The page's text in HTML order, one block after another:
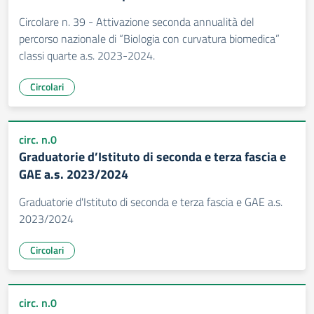
Circolare n. 39 - Attivazione seconda annualità del
percorso nazionale di “Biologia con curvatura biomedica”
classi quarte a.s. 2023-2024.
Circolari
circ. n.0
Graduatorie d’Istituto di seconda e terza fascia e
GAE a.s. 2023/2024
Graduatorie d'Istituto di seconda e terza fascia e GAE a.s.
2023/2024
Circolari
circ. n.0